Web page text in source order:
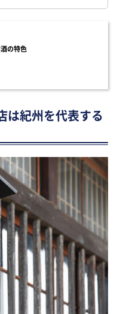
の特色
は紀州を代表する